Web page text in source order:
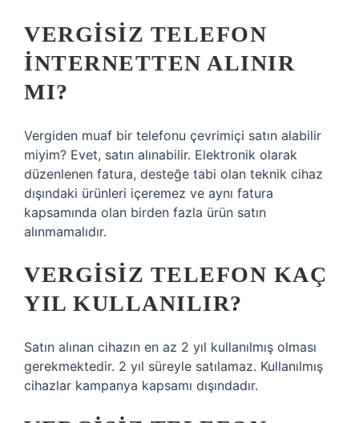
VERGISIZ TELEFON
INTERNETTEN ALINIR
MI?
Vergiden muaf bir telefonu çevrimiçi satın alabilir
miyim? Evet, satın alınabilir. Elektronik olarak
düzenlenen fatura, desteğe tabi olan teknik cihaz
dışındaki ürünleri içeremez ve aynı fatura
kapsamında olan birden fazla ürün satın
alınmamalıdır.
VERGISIZ TELEFON KAÇ
YIL KULLANILIR?
Satın alınan cihazın en az 2 yıl kullanılmış olması
gerekmektedir. 2 yıl süreyle satılamaz. Kullanılmış
cihazlar kampanya kapsamı dışındadır.